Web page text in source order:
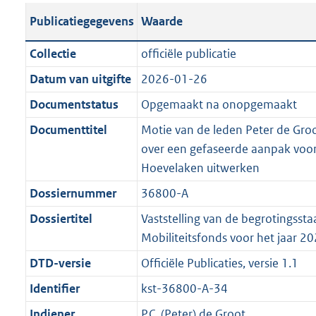
a
i
e
i
n
f
a
a
e
3
K
b
c
t
i
e
i
n
m
a
t
t
:
K
b
i
a
t
i
e
i
r
m
a
t
e
5
K
b
l
c
a
t
i
e
o
r
a
t
o
t
:
5
K
a
n
d
s
g
r
o
o
t
t
e
:
2
K
b
a
n
d
s
g
o
o
t
e
:
2
K
b
Publicatiegegevens Waarde
Collectie
officiële publicatie
Datum van uitgifte
2026-01-26
Documentstatus
Opgemaakt na onopgemaakt
Documenttitel
Motie van de leden Peter de
over een gefaseerde aanpak
Hoevelaken uitwerken
Dossiernummer
36800-A
Dossiertitel
Vaststelling van de
Mobiliteitsfonds voor het jaar
DTD-versie
Officiële Publicaties, versie 1.1
Identifier
kst-36800-A-34